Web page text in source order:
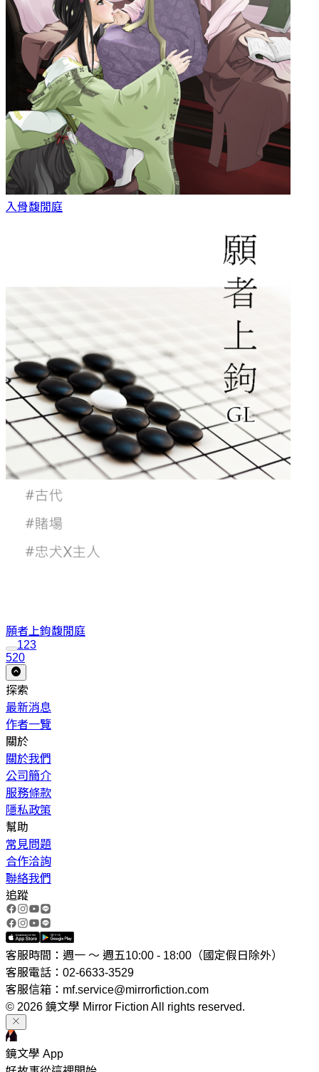
入骨馥閒庭
願者上鉤馥閒庭
123
520
探索
最新消息
作者一覽
關於
關於我們
公司簡介
服務條款
隱私政策
幫助
常見問題
合作洽詢
聯絡我們
追蹤
客服時間：週一 ～ 週五10:00 - 18:00（國定假日除外）
客服電話：02-6633-3529
客服信箱：mf.service@mirrorfiction.com
© 2026 鏡文學 Mirror Fiction All rights reserved.
鏡文學 App